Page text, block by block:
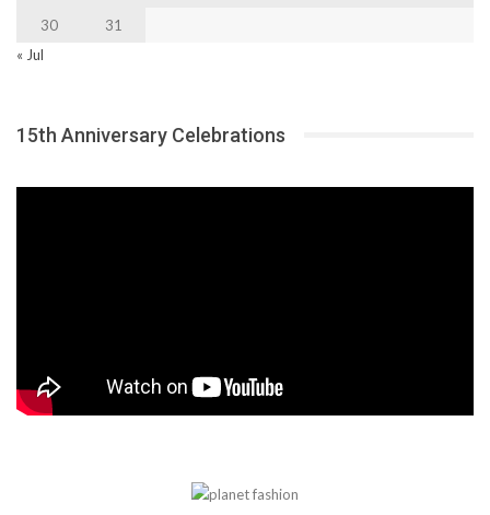
30
31
« Jul
15th Anniversary Celebrations